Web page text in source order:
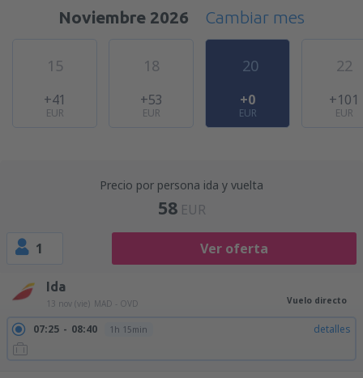
Noviembre 2026
Cambiar mes
15
+41
EUR
18
+53
EUR
20
+0
EUR
22
+101
EUR
Precio por persona ida y vuelta
58 EUR
1 Ver oferta
Ida
13 nov (vie) MAD - OVD Vuelo directo
07:25 08:40 1h 15min detalles